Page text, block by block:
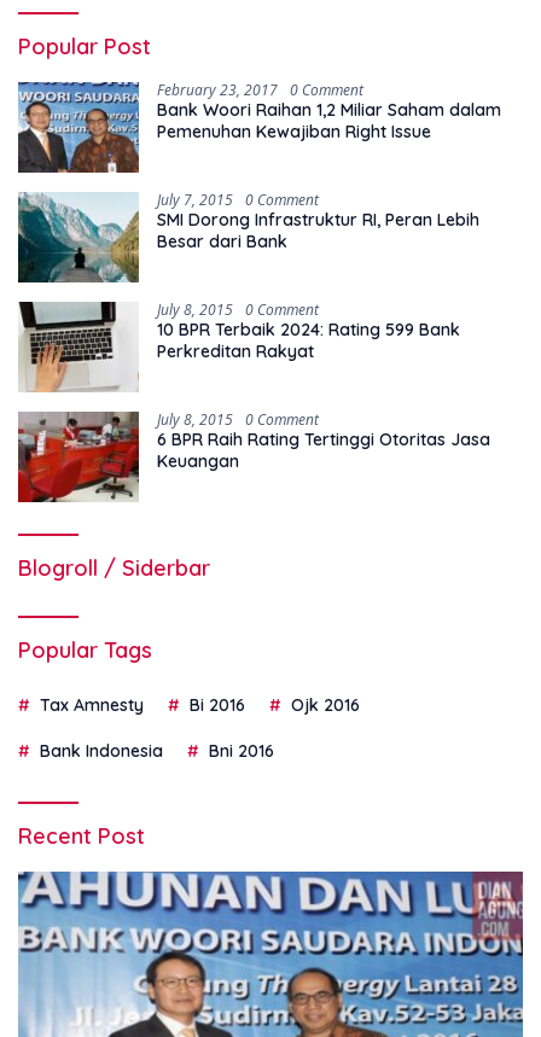
Popular Post
February 23, 2017 0 Comment
Bank Woori Raihan 1,2 Miliar Saham dalam
Pemenuhan Kewajiban Right Issue
July 7, 2015 0 Comment
SMI Dorong Infrastruktur RI, Peran Lebih
Besar dari Bank
July 8, 2015 0 Comment
10 BPR Terbaik 2024: Rating 599 Bank
Perkreditan Rakyat
July 8, 2015 0 Comment
6 BPR Raih Rating Tertinggi Otoritas Jasa
Keuangan
Blogroll / Siderbar
Popular Tags
Tax Amnesty Bi 2016 Ojk 2016
Bank Indonesia Bni 2016
Recent Post